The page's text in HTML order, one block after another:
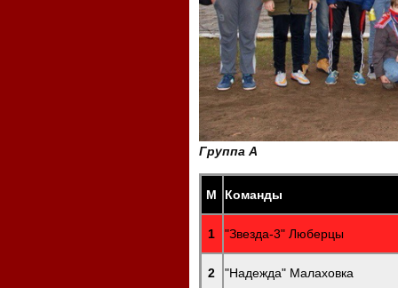
Группа А
М Команды
1 "Звезда-3" Люберцы
2 "Надежда" Малаховка